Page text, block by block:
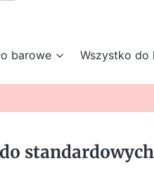
barowe Wszystko do
standardowych